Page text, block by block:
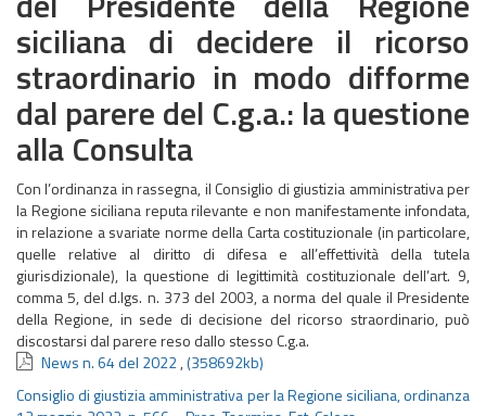
siciliana di decidere il ricorso
straordinario in modo difforme
dal parere del C.g.a.: la questione
alla Consulta
Con l’ordinanza in rassegna, il Consiglio di giustizia amministrativa per
la Regione siciliana reputa rilevante e non manifestamente infondata,
in relazione a svariate norme della Carta costituzionale (in particolare,
quelle relative al diritto di difesa e all’effettività della tutela
giurisdizionale), la questione di legittimità costituzionale dell’art. 9,
comma 5, del d.lgs. n. 373 del 2003, a norma del quale il Presidente
della Regione, in sede di decisione del ricorso straordinario, può
discostarsi dal parere reso dallo stesso C.g.a.
News n. 64 del 2022,(358692kb)
Consiglio di giustizia amministrativa per la Regione siciliana, ordinanza